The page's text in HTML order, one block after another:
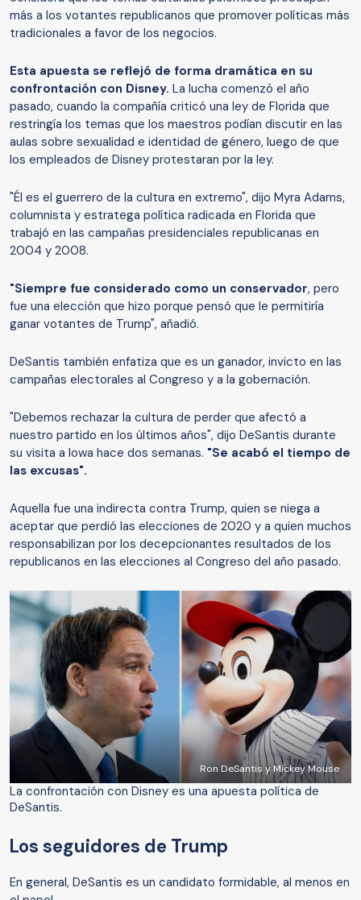
más a los votantes republicanos que promover políticas más
tradicionales a favor de los negocios.
Esta apuesta se reflejó de forma dramática en su
confrontación con Disney. La lucha comenzó el año
pasado, cuando la compañía criticó una ley de Florida que
restringía los temas que los maestros podían discutir en las
aulas sobre sexualidad e identidad de género, luego de que
los empleados de Disney protestaran por la ley.
"Él es el guerrero de la cultura en extremo", dijo Myra Adams,
columnista y estratega política radicada en Florida que
trabajó en las campañas presidenciales republicanas en
2004 y 2008.
"Siempre fue considerado como un conservador, pero
fue una elección que hizo porque pensó que le permitiría
ganar votantes de Trump", añadió.
DeSantis también enfatiza que es un ganador, invicto en las
campañas electorales al Congreso y a la gobernación.
"Debemos rechazar la cultura de perder que afectó a
nuestro partido en los últimos años", dijo DeSantis durante
su visita a Iowa hace dos semanas. "Se acabó el tiempo de
las excusas".
Aquella fue una indirecta contra Trump, quien se niega a
aceptar que perdió las elecciones de 2020 y a quien muchos
responsabilizan por los decepcionantes resultados de los
republicanos en las elecciones al Congreso del año pasado.
Ron DeSantis y Mickey Mouse
La confrontación con Disney es una apuesta política de
DeSantis.
Los seguidores de Trump
En general, DeSantis es un candidato formidable, al menos en